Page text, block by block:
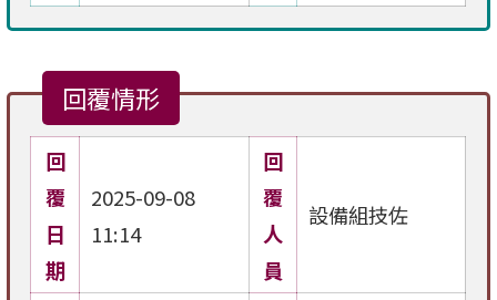
回覆情形
回
覆
日
期
2025-09-08
11:14
回
覆
人
員
設備組技佐